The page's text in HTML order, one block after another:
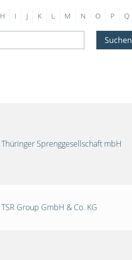
H I J K L M N O P Q
Suchen
Thüringer Sprenggesellschaft mbH
TSR Group GmbH & Co. KG